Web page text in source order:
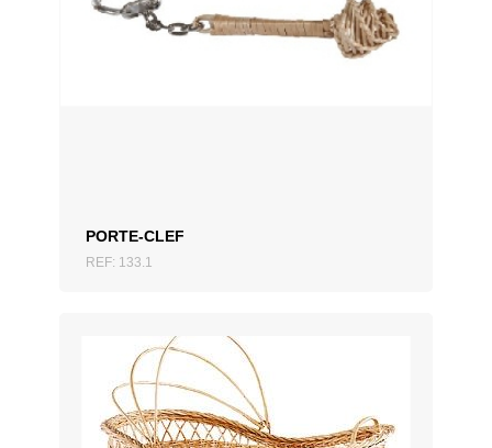
PORTE-CLEF
REF: 133.1